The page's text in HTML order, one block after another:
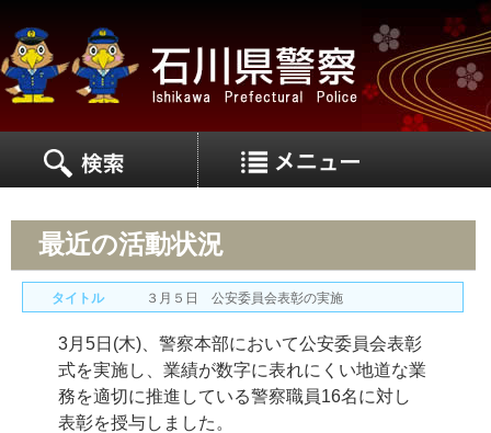
最近の活動状況
タイトル ３月５日 公安委員会表彰の実施
3月5日(木)、警察本部において公安委員会表彰
式を実施し、業績が数字に表れにくい地道な業
務を適切に推進している警察職員16名に対し
表彰を授与しました。